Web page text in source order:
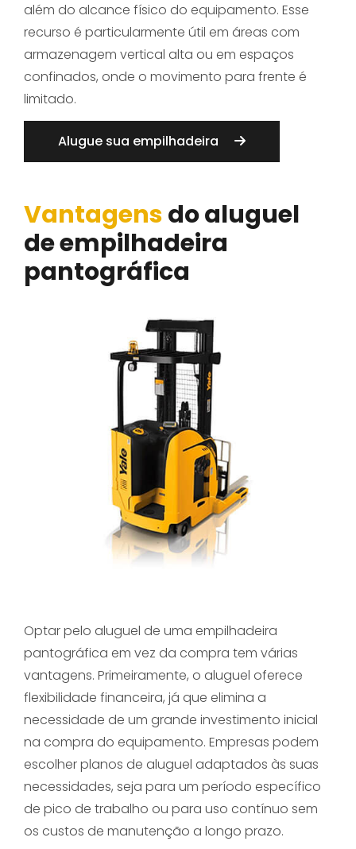
além do alcance físico do equipamento. Esse
recurso é particularmente útil em áreas com
armazenagem vertical alta ou em espaços
confinados, onde o movimento para frente é
limitado.
Alugue sua empilhadeira
Vantagensdo aluguel
de empilhadeira
pantográfica
Optar pelo aluguel de uma empilhadeira
pantográfica em vez da compra tem várias
vantagens. Primeiramente, o aluguel oferece
flexibilidade financeira, já que elimina a
necessidade de um grande investimento inicial
na compra do equipamento. Empresas podem
escolher planos de aluguel adaptados às suas
necessidades, seja para um período específico
de pico de trabalho ou para uso contínuo sem
os custos de manutenção a longo prazo.